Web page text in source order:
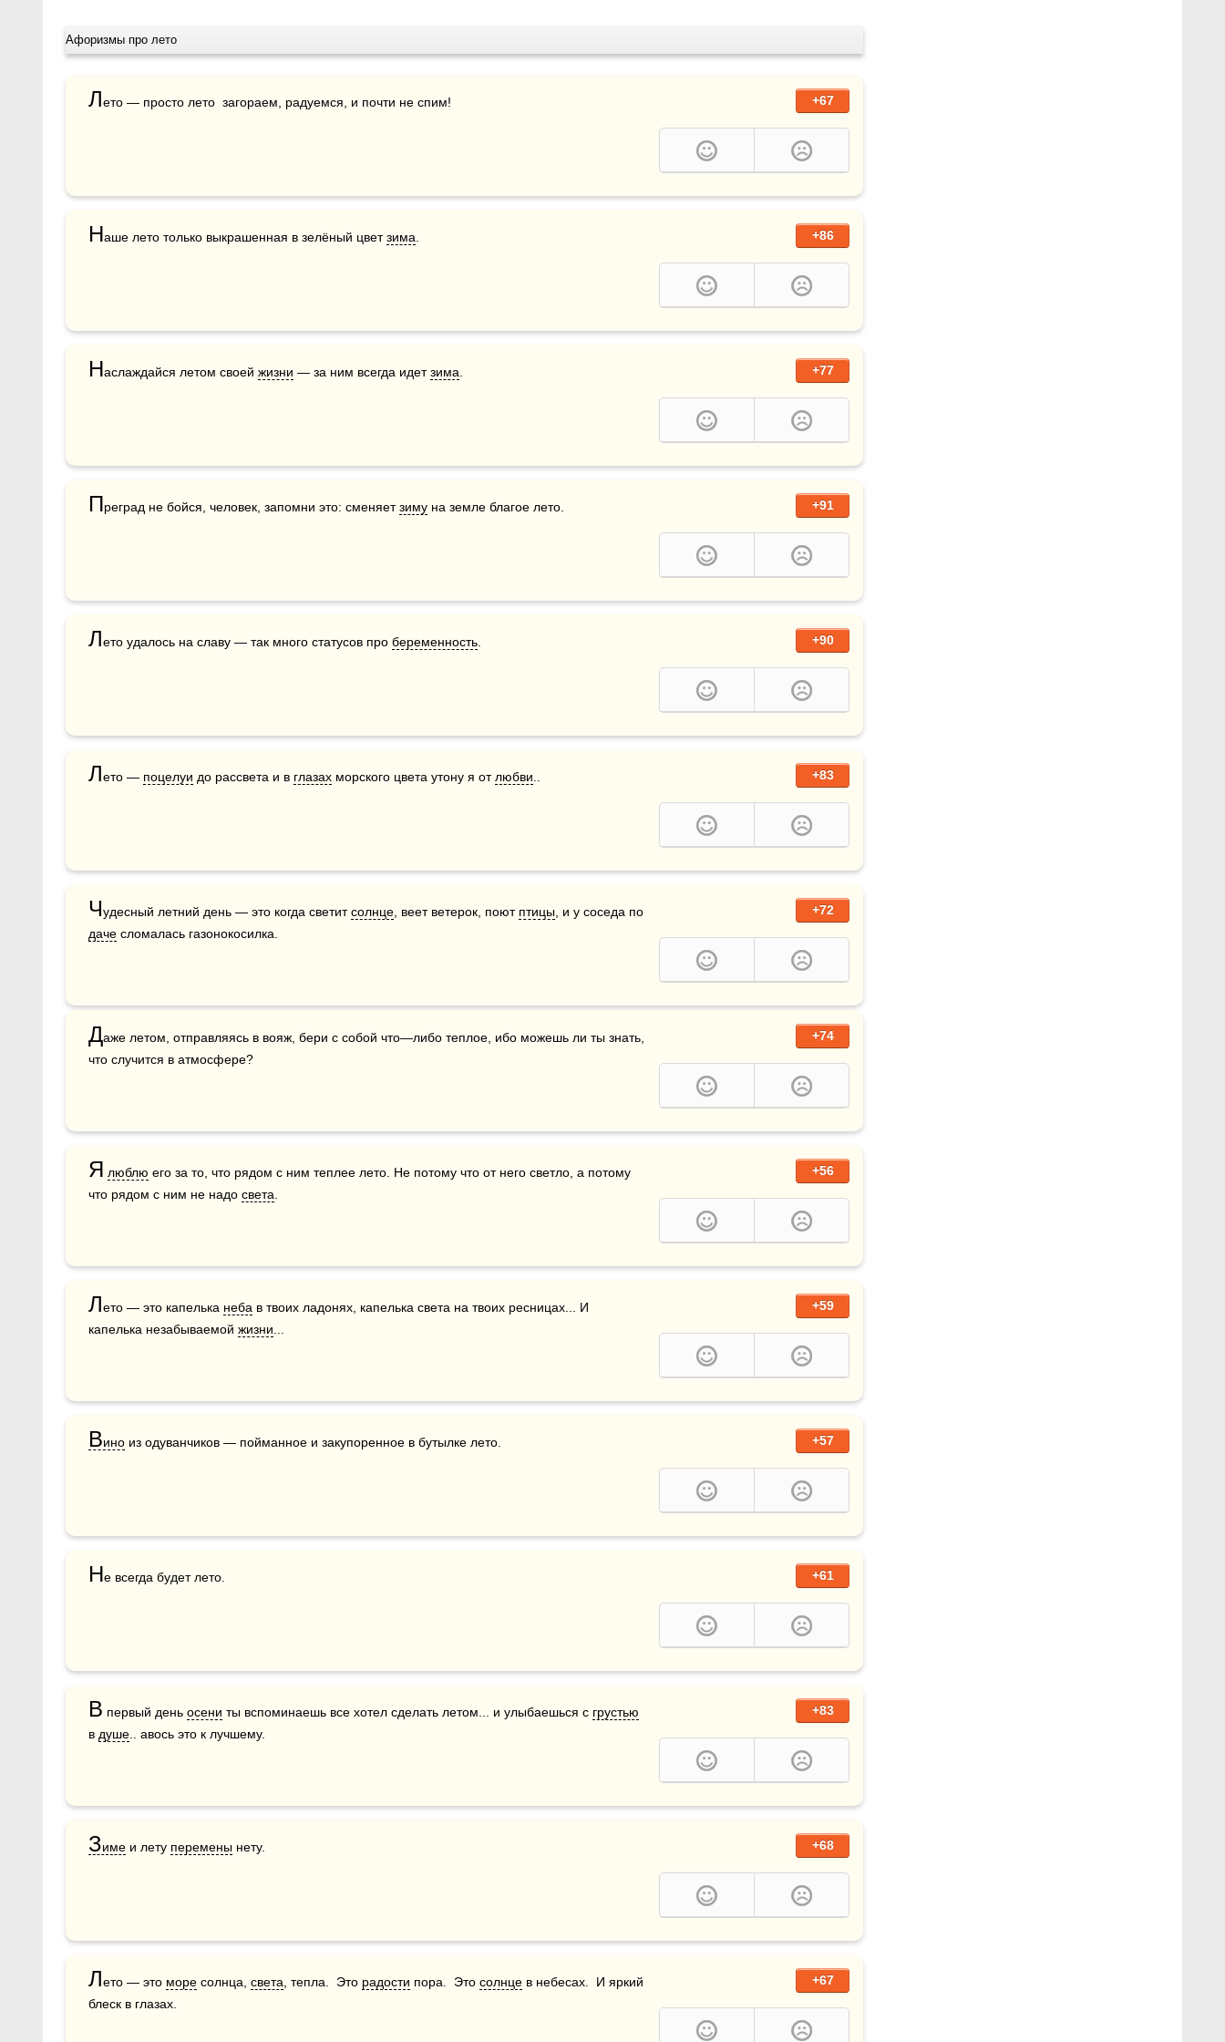
Афоризмы про лето
+67
Лето — просто лето  загораем, радуемся, и почти не спим!
+86
Наше лето только выкрашенная в зелёный цвет зима
+77
Наслаждайся летом своей жизни — за ним всегда идет зима
+91
Преград не бойся, человек, запомни это: сменяет зиму на земле благое лето.
+90
Лето удалось на славу — так много статусов про беременность
+83
Лето — поцелуи до рассвета и в глазах морского цвета утону я от любви
+72
Чудесный летний день — это когда светит солнце , веет ветерок, поют птицы
даче сломалась газонокосилка.
+74
Даже летом, отправляясь в вояж, бери с собой что—либо теплое, ибо можешь ли ты знать,
что случится в атмосфере?
+56
Я люблю его за то, что рядом с ним теплее лето. Не потому что от него светло, а потому
что рядом с ним не надо света
+59
Лето — это капелька неба в твоих ладонях, капелька света на твоих ресницах... И
капелька незабываемой жизни
+57
Вино из одуванчиков — пойманное и закупоренное в бутылке лето.
+61
Не всегда будет лето.
+83
В первый день осени ты вспоминаешь все хотел сделать летом... и улыбаешься с грустью
в душе .. авось это к лучшему.
+68
Зиме и лету перемены нету.
+67
Лето — это море солнца, света , тепла.  Это радости пора.  Это солнце в небесах.  И яркий
блеск в глазах.